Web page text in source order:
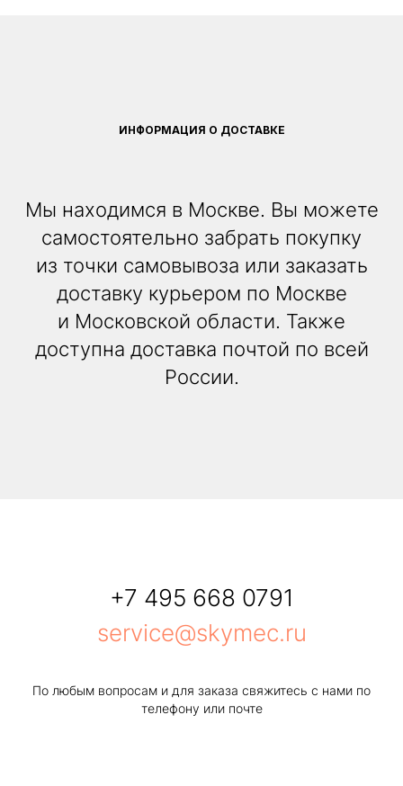
ИНФОРМАЦИЯ О ДОСТАВКЕ
Мы находимся в Москве. Вы можете
самостоятельно забрать покупку
из точки самовывоза или заказать
доставку курьером по Москве
и Московской области. Также
доступна доставка почтой по всей
России.
+7 495 668 0791
service@skymec.ru
По любым вопросам и для заказа свяжитесь с нами по
телефону или почте